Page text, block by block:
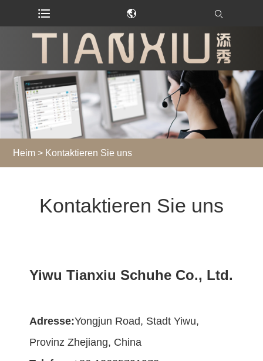
Heim > Kontaktieren Sie uns
Kontaktieren Sie uns
Yiwu Tianxiu Schuhe Co., Ltd.
Adresse:Yongjun Road, Stadt Yiwu,
Provinz Zhejiang, China